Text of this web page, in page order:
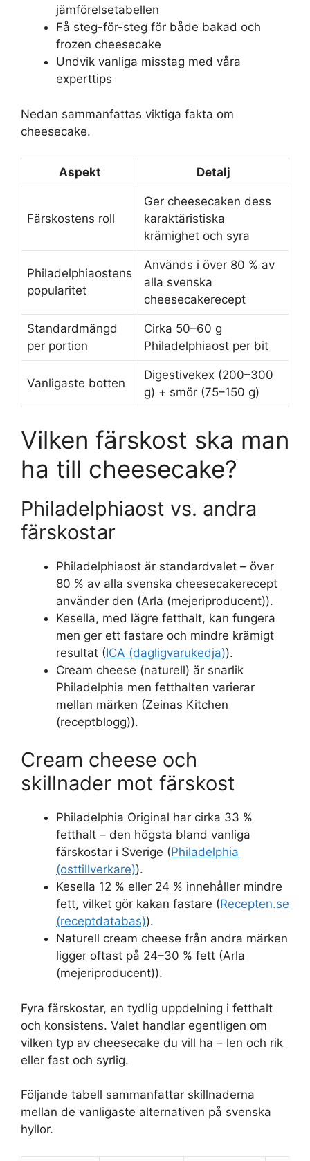
jämförelsetabellen
Få steg-för-steg för både bakad och
frozen cheesecake
Undvik vanliga misstag med våra
experttips
Nedan sammanfattas viktiga fakta om
cheesecake.
Aspekt Detalj
Färskostens roll
Ger cheesecaken dess
karaktäristiska
krämighet och syra
Philadelphiaostens
popularitet
Används i över 80 % av
alla svenska
cheesecakerecept
Standardmängd
per portion
Cirka 50–60 g
Philadelphiaost per bit
Vanligaste botten
Digestivekex (200–300
g) + smör (75–150 g)
Vilken färskost ska man
ha till cheesecake?
Philadelphiaost vs. andra
färskostar
Philadelphiaost är standardvalet – över
80 % av alla svenska cheesecakerecept
använder den (Arla (mejeriproducent)).
Kesella, med lägre fetthalt, kan fungera
men ger ett fastare och mindre krämigt
resultat (ICA (dagligvarukedja)).
Cream cheese (naturell) är snarlik
Philadelphia men fetthalten varierar
mellan märken (Zeinas Kitchen
(receptblogg)).
Cream cheese och
skillnader mot färskost
Philadelphia Original har cirka 33 %
fetthalt – den högsta bland vanliga
färskostar i Sverige (Philadelphia
(osttillverkare)).
Kesella 12 % eller 24 % innehåller mindre
fett, vilket gör kakan fastare (Recepten.se
(receptdatabas)).
Naturell cream cheese från andra märken
ligger oftast på 24–30 % fett (Arla
(mejeriproducent)).
Fyra färskostar, en tydlig uppdelning i fetthalt
och konsistens. Valet handlar egentligen om
vilken typ av cheesecake du vill ha – len och rik
eller fast och syrlig.
Följande tabell sammanfattar skillnaderna
mellan de vanligaste alternativen på svenska
hyllor.